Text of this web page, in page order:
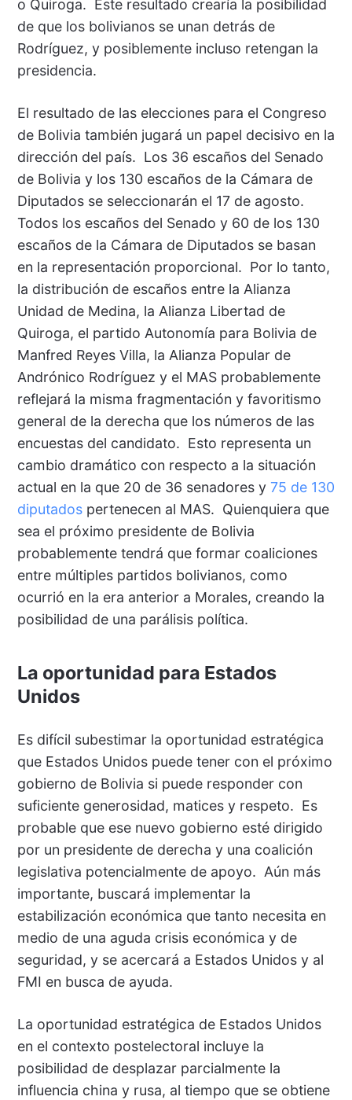
o Quiroga. Este resultado crearía la posibilidad
de que los bolivianos se unan detrás de
Rodríguez, y posiblemente incluso retengan la
presidencia.
El resultado de las elecciones para el Congreso
de Bolivia también jugará un papel decisivo en la
dirección del país. Los 36 escaños del Senado
de Bolivia y los 130 escaños de la Cámara de
Diputados se seleccionarán el 17 de agosto.
Todos los escaños del Senado y 60 de los 130
escaños de la Cámara de Diputados se basan
en la representación proporcional. Por lo tanto,
la distribución de escaños entre la Alianza
Unidad de Medina, la Alianza Libertad de
Quiroga, el partido Autonomía para Bolivia de
Manfred Reyes Villa, la Alianza Popular de
Andrónico Rodríguez y el MAS probablemente
reflejará la misma fragmentación y favoritismo
general de la derecha que los números de las
encuestas del candidato. Esto representa un
cambio dramático con respecto a la situación
actual en la que 20 de 36 senadores y 75 de 130
diputadospertenecen al MAS. Quienquiera que
sea el próximo presidente de Bolivia
probablemente tendrá que formar coaliciones
entre múltiples partidos bolivianos, como
ocurrió en la era anterior a Morales, creando la
posibilidad de una parálisis política.
La oportunidad para Estados
Unidos
Es difícil subestimar la oportunidad estratégica
que Estados Unidos puede tener con el próximo
gobierno de Bolivia si puede responder con
suficiente generosidad, matices y respeto. Es
probable que ese nuevo gobierno esté dirigido
por un presidente de derecha y una coalición
legislativa potencialmente de apoyo. Aún más
importante, buscará implementar la
estabilización económica que tanto necesita en
medio de una aguda crisis económica y de
seguridad, y se acercará a Estados Unidos y al
FMI en busca de ayuda.
La oportunidad estratégica de Estados Unidos
en el contexto postelectoral incluye la
posibilidad de desplazar parcialmente la
influencia china y rusa, al tiempo que se obtiene